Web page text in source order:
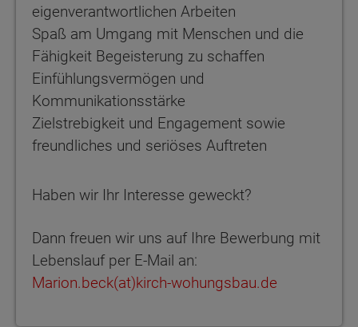
eigenverantwortlichen Arbeiten
Spaß am Umgang mit Menschen und die
Fähigkeit Begeisterung zu schaffen
Einfühlungsvermögen und
Kommunikationsstärke
Zielstrebigkeit und Engagement sowie
freundliches und seriöses Auftreten
Haben wir Ihr Interesse geweckt?
Dann freuen wir uns auf Ihre Bewerbung mit
Lebenslauf per E-Mail an:
Marion.beck(at)kirch-wohungsbau.de